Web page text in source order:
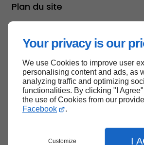
Your privacy is our
We use Cookies to improve user
personalising content and ads, as
analyzing traffic and optimizing
functionalities. By clicking "I
the use of Cookies from our
Facebook
.
Customize I
Plan du site